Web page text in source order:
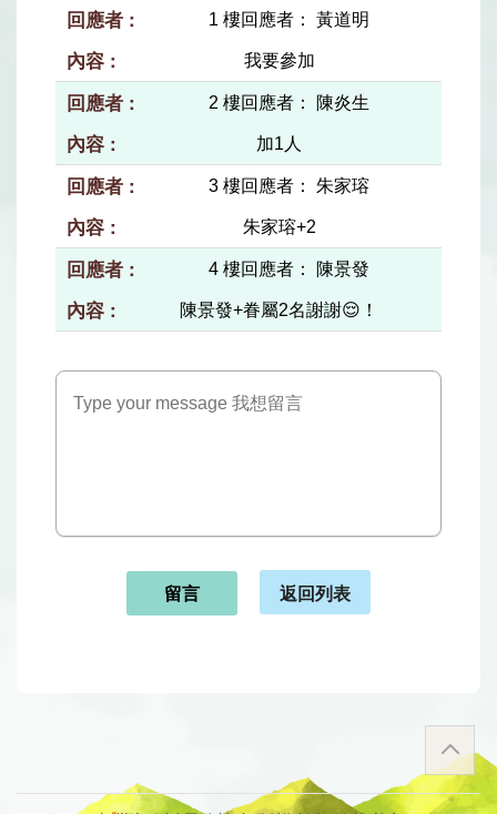
1 樓回應者： 黃道明
我要參加
2 樓回應者： 陳炎生
加1人
3 樓回應者： 朱家瑢
朱家瑢+2
4 樓回應者： 陳景發
陳景發+眷屬2名謝謝😌！
留言 返回列表